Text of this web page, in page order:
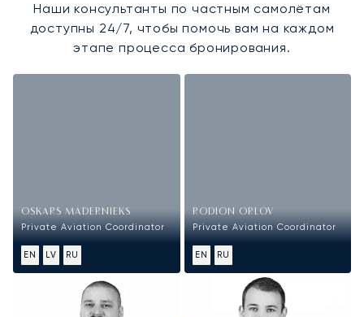
Наши консультанты по частным самолётам
доступны 24/7, чтобы помочь вам на каждом
этапе процесса бронирования.
OSKARS MADERNIEKS
Private Aviation Coordinator
EN LV RU
RODION ORLOV
Private Aviation Coordinator
EN RU